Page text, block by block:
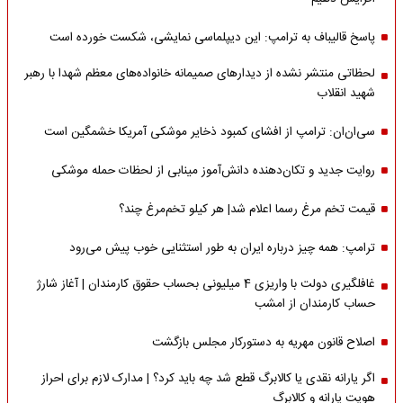
پاسخ قالیباف به ترامپ: این دیپلماسی نمایشی، شکست خورده است
لحظاتی منتشر نشده از دیدارهای صمیمانه خانواده‌های معظم شهدا با رهبر
شهید انقلاب
سی‌ان‌ان: ترامپ از افشای کمبود ذخایر موشکی آمریکا خشمگین است
روایت جدید و تکان‌دهنده دانش‌آموز مینابی از لحظات حمله موشکی
قیمت تخم مرغ رسما اعلام شد| هر کیلو تخم‌مرغ چند؟
ترامپ: همه چیز درباره ایران به طور استثنایی خوب پیش می‌رود
غافلگیری دولت با واریزی 4 میلیونی بحساب حقوق کارمندان | آغاز شارژ
حساب کارمندان از امشب
اصلاح قانون مهریه به دستورکار مجلس بازگشت
اگر یارانه نقدی یا کالابرگ قطع شد چه باید کرد؟ | مدارک لازم برای احراز
هویت یارانه و کالابرگ